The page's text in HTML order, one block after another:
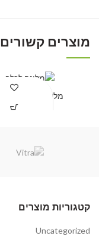
מוצרים קשורים
מלונה לכלב דגם שי
קטגוריות מוצרים
Uncategorized